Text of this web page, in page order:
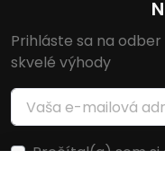
Prihláste sa na
skvelé výhody
Prečítal(a) som si